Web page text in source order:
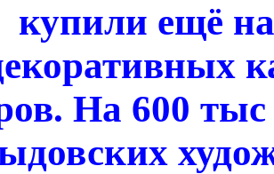
купили ещё
На 600